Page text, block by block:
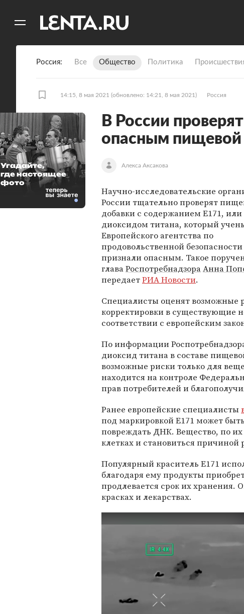
Россия Все Общество Политика
14:15, 8 мая 2021 (обновлено: 14:21, 8 мая 2021) Россия
В России
опасным пищевой
Алекса Аксакова
Научно-исследовательские
России тщательно проверят
добавки с содержанием Е171, или
диоксидом титана, который
Европейского агентства по
продовольственной безопасности
признали опасным. Такое
главаРоспотребнадзораАнна
передаетРИА Новости.
Специалисты оценят возможные
корректировки в существующие
соответствии с европейским
По информации
диоксид титана в составе
возможные риски только для
находится на контроле
прав потребителей и
Ранее европейские специалисты
под маркировкой Е171 может
повреждать ДНК. Вещество, по
клетках и становиться причиной
Популярный краситель Е171
благодаря ему продукты
продлевается срок их хранения.
красках и лекарствах.
Угадайте,
где настоящее
фото